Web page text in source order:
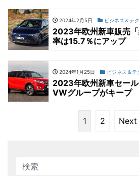
2024年2月5日 ビジネス＆テ
2023年欧州新車販売
率は15.7％にアップ
2024年1月25日 ビジネス＆テ
2023年欧州新車セー
VWグループがキープ
1 2 Next